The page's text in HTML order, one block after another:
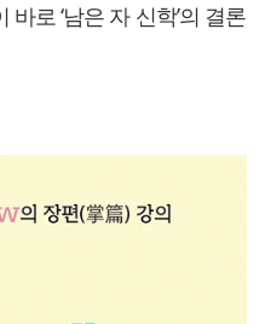
로 ‘남은 자 신학’의 결론